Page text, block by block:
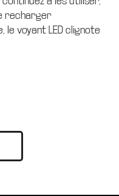
recharger
le voyant LED clignote